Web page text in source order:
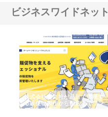
ビジネスワイドネット
株式会社耕文社が品川で実現す
る販促物製作から配送までワン
ストップ対応